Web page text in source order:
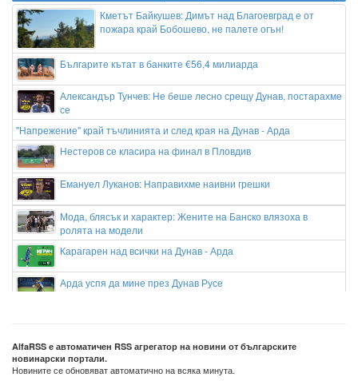
Кметът Байкушев: Димът над Благоевград е от
пожара край Бобошево, не палете огън!
Българите кътат в банките €56,4 милиарда
Александър Тунчев: Не беше лесно срещу Дунав, постарахме
се
"Напрежение" край тъчлинията и след края на Дунав - Арда
Нестеров се класира на финал в Пловдив
Емануел Луканов: Направихме наивни грешки
Мода, блясък и характер: Жените на Банско влязоха в
ролята на модели
Карагарен над всички на Дунав - Арда
Арда успя да мине през Дунав Русе
AlfaRSS е автоматичен RSS агрегатор на новини от българските
новинарски портали.
Новините се обновяват автоматично на всяка минута.